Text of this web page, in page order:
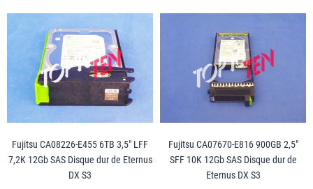
Fujitsu CA08226-E455 6TB 3,5" LFF
7,2K 12Gb SAS Disque dur de Eternus
DX S3
Fujitsu CA07670-E816 900GB 2,5"
SFF 10K 12Gb SAS Disque dur de
Eternus DX S3